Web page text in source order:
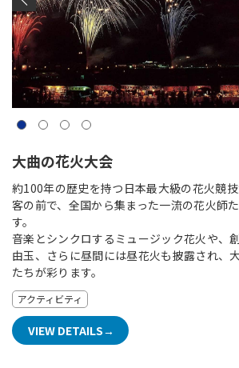
大曲の花火大会
約100年の歴史を持つ日本最大級の花火競
客の前で、全国から集まった一流の花火師
す。
音楽とシンクロするミュージック花火や、
由玉、さらに昼間には昼花火も披露され、
たちが彩ります。
アクティビティ
VIEW DETAILS